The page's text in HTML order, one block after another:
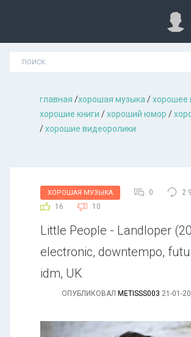
главная /хорошая музыкa /хорошее
хорошие книги /хороший юмор /
/хорошие видеоролики
ХОРОШАЯ МУЗЫКА 0
2
16
10
Little People - Landloper
electronic, downtempo,
idm, UK
ОПУБЛИКОВАЛ METISSS003 21-01-